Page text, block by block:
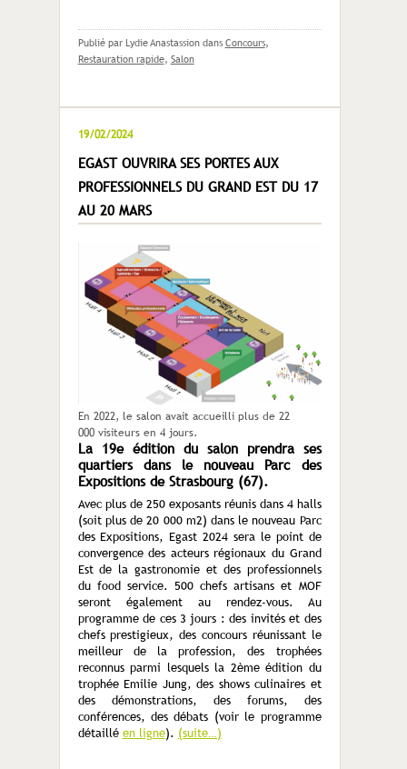
Publié par Lydie Anastassion dans Concours,
Restauration rapide, Salon
19/02/2024
EGAST OUVRIRA SES PORTES AUX
PROFESSIONNELS DU GRAND EST DU 17
AU 20 MARS
En 2022, le salon avait accueilli plus de 22
000 visiteurs en 4 jours.
La 19eédition du salon prendra ses
quartiers dans le nouveau Parc des
Expositions de Strasbourg (67).
Avec plus de 250 exposants réunis dans 4 halls
(soit plus de 20 000 m2) dans le nouveau Parc
des Expositions, Egast 2024 sera le point de
convergence des acteurs régionaux du Grand
Est de la gastronomie et des professionnels
du food service. 500 chefs artisans et MOF
seront également au rendez-vous. Au
programme de ces 3 jours : des invités et des
chefs prestigieux, des concours réunissant le
meilleur de la profession, des trophées
reconnus parmi lesquels la 2ème édition du
trophée Emilie Jung, des shows culinaires et
des démonstrations, des forums, des
conférences, des débats (voir le programme
détaillé en ligne). (suite…)